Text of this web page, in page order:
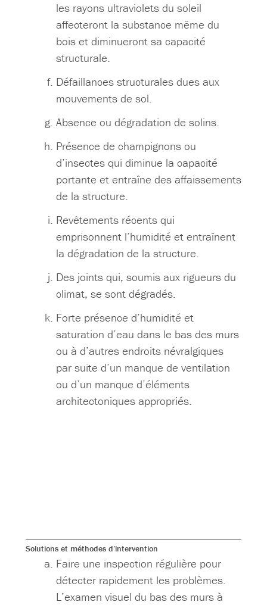
les rayons ultraviolets du soleil
affecteront la substance même du
bois et diminueront sa capacité
structurale.
Défaillances structurales dues aux
mouvements de sol.
Absence ou dégradation de solins.
Présence de champignons ou
d’insectes qui diminue la capacité
portante et entraîne des affaissements
de la structure.
Revêtements récents qui
emprisonnent l’humidité et entraînent
la dégradation de la structure.
Des joints qui, soumis aux rigueurs du
climat, se sont dégradés.
Forte présence d’humidité et
saturation d’eau dans le bas des murs
ou à d’autres endroits névralgiques
par suite d’un manque de ventilation
ou d’un manque d’éléments
architectoniques appropriés.
Solutions et méthodes d’intervention
Faire une inspection régulière pour
détecter rapidement les problèmes.
L’examen visuel du bas des murs à